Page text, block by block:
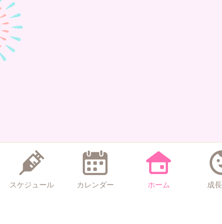
スケジュール カレンダー ホーム 成